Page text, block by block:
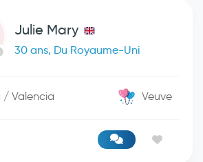
Julie Mary
30 ans, Du Royaume-Uni
/ Valencia Veuve